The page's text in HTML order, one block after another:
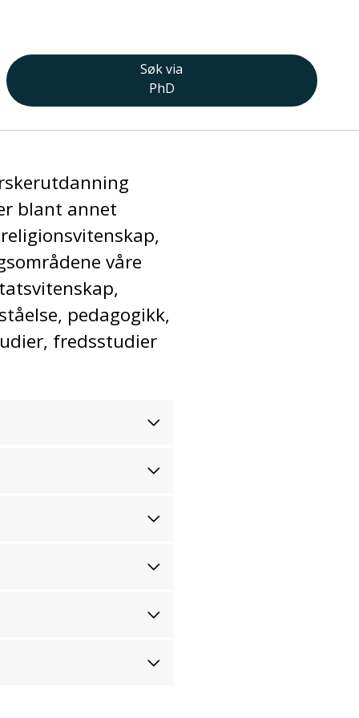
Søk via
PhD
blant annet
våre
pedagogikk,
fredsstudier